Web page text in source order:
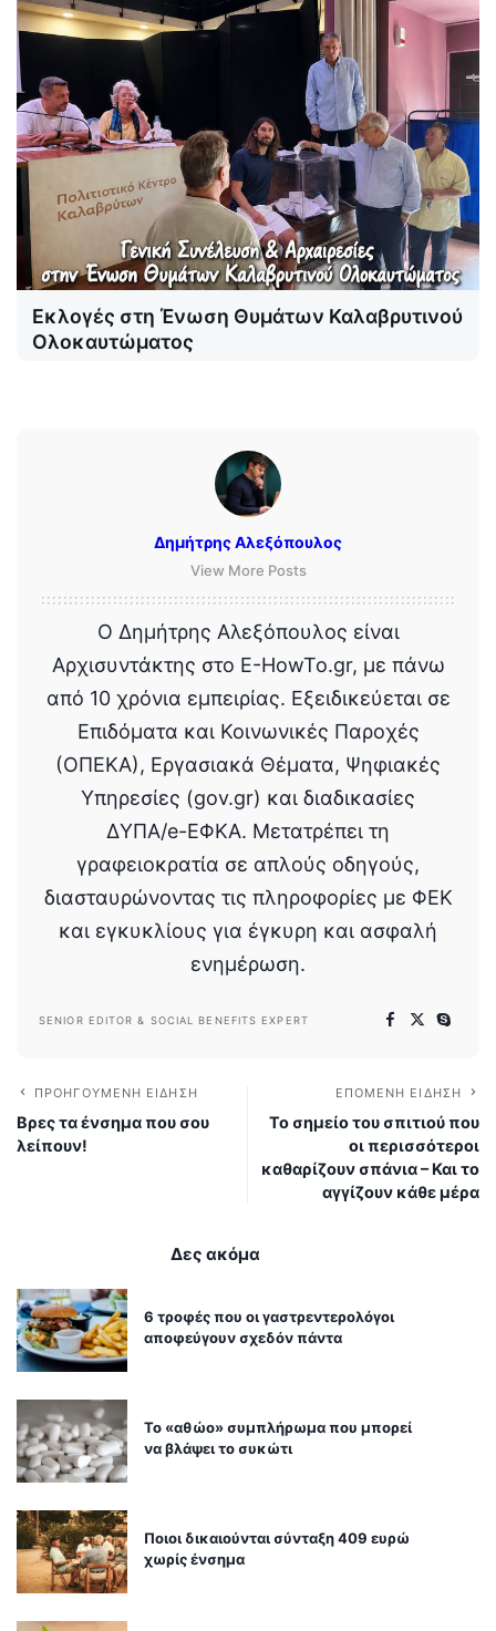
Εκλογές στη Ένωση Θυμάτων Καλαβρυτινού
Ολοκαυτώματος
Δημήτρης Αλεξόπουλος
View More Posts
Ο Δημήτρης Αλεξόπουλος είναι
Αρχισυντάκτης στο E-HowTo.gr, με πάνω
από 10 χρόνια εμπειρίας. Εξειδικεύεται σε
Επιδόματα και Κοινωνικές Παροχές
(ΟΠΕΚΑ), Εργασιακά Θέματα, Ψηφιακές
Υπηρεσίες (gov.gr) και διαδικασίες
ΔΥΠΑ/e-ΕΦΚΑ. Μετατρέπει τη
γραφειοκρατία σε απλούς οδηγούς,
διασταυρώνοντας τις πληροφορίες με ΦΕΚ
και εγκυκλίους για έγκυρη και ασφαλή
ενημέρωση.
SENIOR EDITOR & SOCIAL BENEFITS EXPERT
ΠΡΟΗΓΟΎΜΕΝΗ ΕΊΔΗΣΗ
Βρες τα ένσημα που σου
λείπουν!
ΕΠΌΜΕΝΗ ΕΊΔΗΣΗ
Το σημείο του σπιτιού που
οι περισσότεροι
καθαρίζουν σπάνια – Και το
αγγίζουν κάθε μέρα
Δες ακόμα
6 τροφές που οι γαστρεντερολόγοι
αποφεύγουν σχεδόν πάντα
Το «αθώο» συμπλήρωμα που μπορεί
να βλάψει το συκώτι
Ποιοι δικαιούνται σύνταξη 409 ευρώ
χωρίς ένσημα